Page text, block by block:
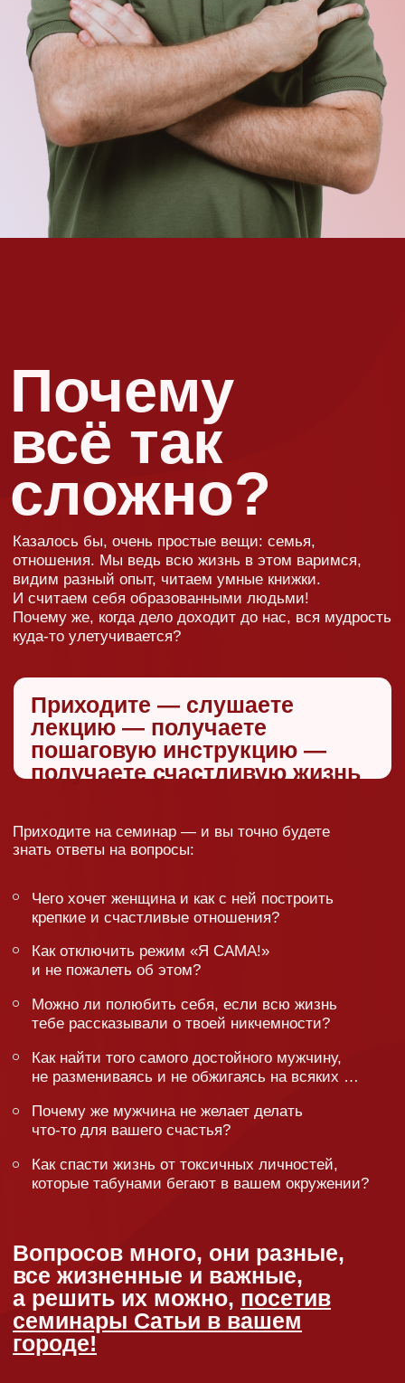
Вопросов много, они разные,
все жизненные и важные,
а решить их можно,посетив
семинары Сатьи в вашем
городе!
Как
семинара
Сатьи?
Время семинара ограничено 2 часами, поэтому
Сатья чисто физически не сможет ответить
или же не стесняйтесь задать вопрос
в микрофон.
важно
Благодаря уникальному формату лекций Сатьи (без
сухой начитки энциклопедических данных) вы за 2
часа (именно такая длительность у одной лекции):
сможете узнать обо всех сферах жизни и поймете,
как выйти из самых сложных жизненных ситуаций.
На чужом примере
не только поймёте, что
но и убедитесь, что
ваша жизнь не так
уж и плоха. Кроме того,
лекции Сатьи — это
нереальный заряд
положительных эмоций.
«Просто о сложном»
и «С юмором о самом
печальном» — вот
специалиста
по семейным
отношениям.
Любишь Сатью всей душой и готов рассказать
о семинаре на своей страничке? Заполняй анкету!
Заполнить анкету
Ты блогер?
Когда и где